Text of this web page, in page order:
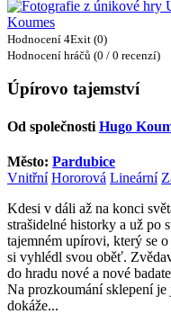
Hodnocení 4Exit (0)
Hodnocení hráčů (0 / 0 recenzí)
Úpírovo tajemství
Od společnosti Hugo
Město: Pardubice
Vnitřní Hororová Lineární
Kdesi v dáli až na konci
strašidelné historky a už po
tajemném upírovi, který se
si vyhlédl svou oběť.
do hradu nové a nové
Na prozkoumání sklepení
dokáže...